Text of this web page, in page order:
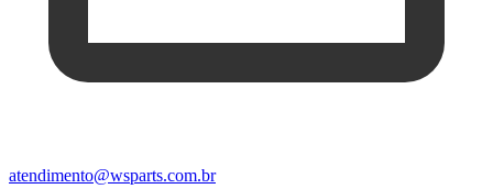
atendimento@wsparts.com.br